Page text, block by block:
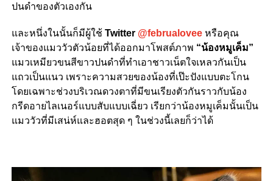
ปนดำของตัวเองกัน
และหนึ่งในนั้นก็มีผู้ใช้ Twitter @februalovee หรือคุณ
เจ้าของแมววัวตัวน้อยที่ได้ออกมาโพสต์ภาพ “น้องหมูเค็ม”
แมวเหมียวขนสีขาวปนดำที่ทำเอาชาวเน็ตใจเหลวกันเป็น
แถวเป็นแนว เพราะความสวยของน้องที่เป๊ะปังแบบตะโกน
โดยเฉพาะช่วงบริเวณดวงตาที่มีขนเรียงตัวกันราวกับน้อง
กรีดอายไลเนอร์แบบสับแบบเฉี่ยว เรียกว่าน้องหมูเค็มนั้นเป็น
แมววัวที่มีเสน่ห์และฮอตสุด ๆ ในช่วงนี้เลยก็ว่าได้